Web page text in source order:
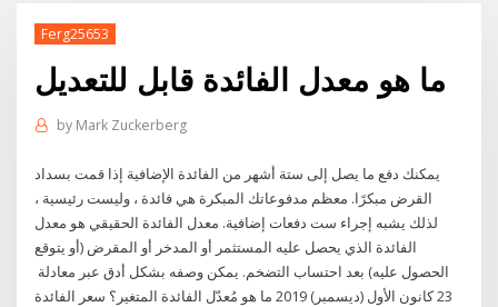
Ferg25653
ما هو معدل الفائدة قابل للتعديل
by Mark Zuckerberg
يمكنك دفع ما يصل إلى ستة أشهر من الفائدة الإضافية إذا قمت بسداد
القرض مبكرًا. معظم مدفوعاتك المبكرة هي فائدة ، وليست رئيسية ،
لذلك يشبه إجراء ست دفعات إضافية. معدل الفائدة الحقيقي هو معدل
الفائدة الذي يحصل عليه المستثمر أو المدخر أو المقرض (أو يتوقع
الحصول عليه) بعد احتساب التضخم. يمكن وصفه بشكل أدق عبر معادلة
23 كانون الأول (ديسمبر) 2019 ما هو مُعدّل الفائدة المتغير؟ سعر الفائدة